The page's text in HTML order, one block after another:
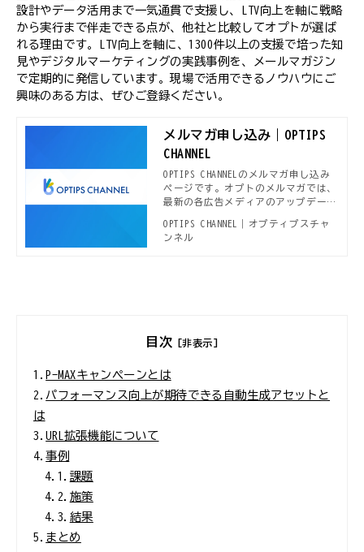
設計やデータ活用まで一気通貫で支援し、LTV向上を軸に戦略
から実行まで伴走できる点が、他社と比較してオプトが選ば
れる理由です。LTV向上を軸に、1300件以上の支援で培った知
見やデジタルマーケティングの実践事例を、メールマガジン
で定期的に発信しています。現場で活用できるノウハウにご
興味のある方は、ぜひご登録ください。
メルマガ申し込み｜OPTIPS
CHANNEL
OPTIPS CHANNELのメルマガ申し込み
ページです。オプトのメルマガでは、
最新の各広告メディアのアップデート
れる新着デジタルマーケティング事
例、セミナー開催案内などデジタルマ
OPTIPS CHANNEL｜オプティプスチャ
ンネル
目次 [非表示]
1.
P-MAXキャンペーンとは
2. パフォーマンス向上が期待できる自動生成アセットと
は
3.URL拡張機能について
4.事例
4.1. 課題
4.2. 施策
4.3. 結果
5. まとめ